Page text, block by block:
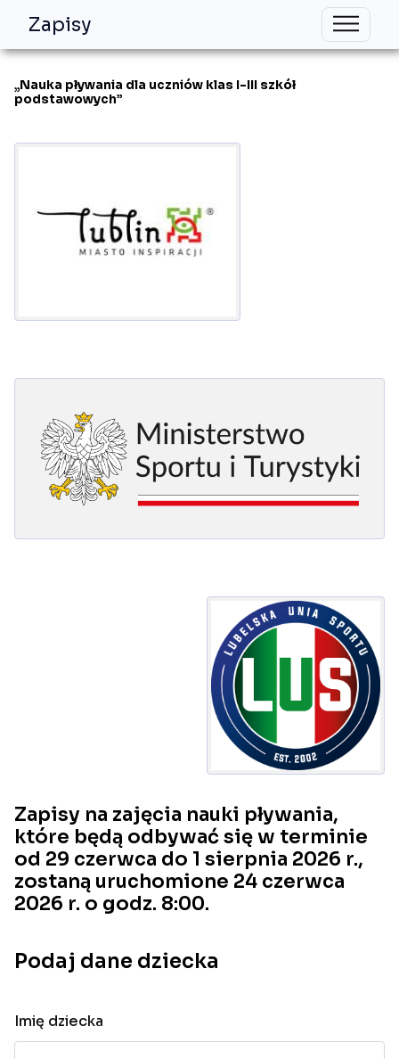
Zapisy
„Nauka pływania dla uczniów klas I-III szkół
podstawowych”
Zapisy na zajęcia nauki pływania,
które będą odbywać się w terminie
od 29 czerwca do 1 sierpnia 2026 r.,
zostaną uruchomione 24 czerwca
2026 r. o godz. 8:00.
Podaj dane dziecka
Imię dziecka